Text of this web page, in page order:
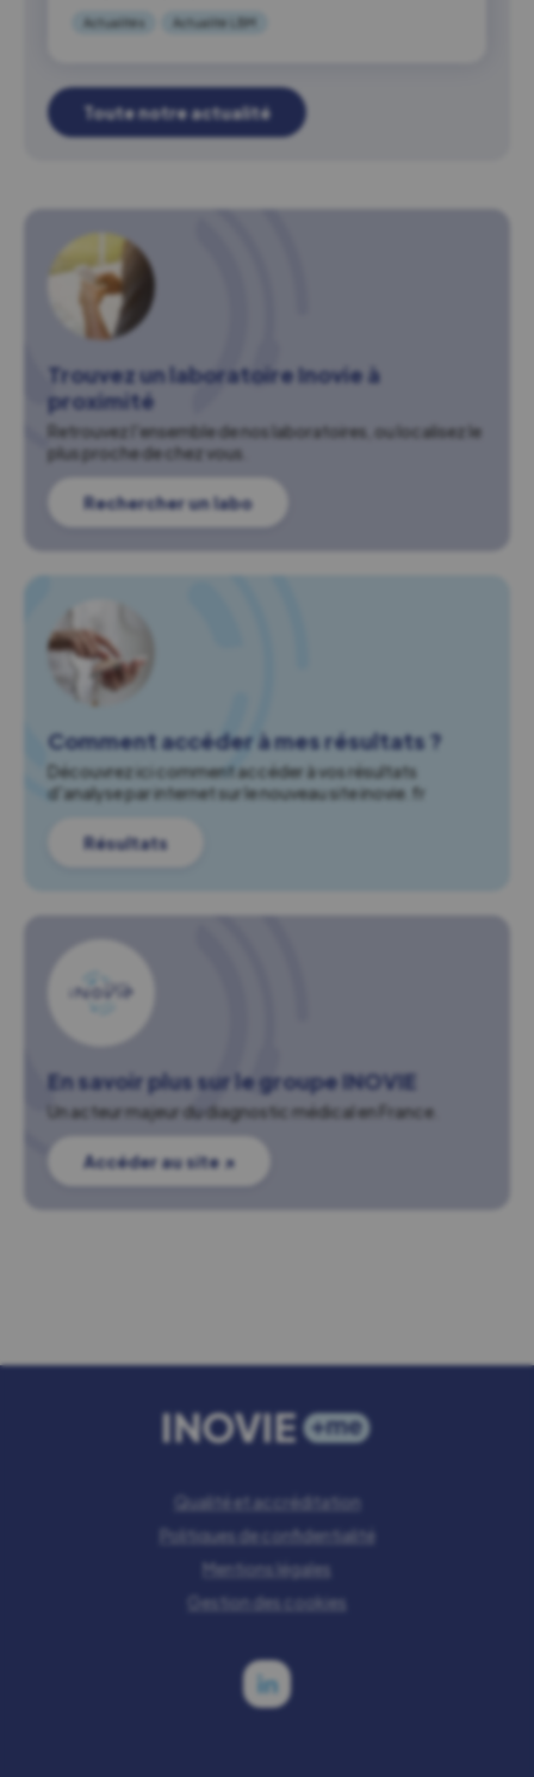
Actualités Actualité LBM
Toute notre actualité
Trouvez un laboratoire Inovie à
proximité
Retrouvez l'ensemble de nos laboratoires, ou localisez le
plus proche de chez vous.
Rechercher un labo
Comment accéder à mes résultats ?
Découvrez ici comment accéder à vos résultats
d'analyse par internet sur le nouveau site inovie.fr
Résultats
En savoir plus sur le groupe INOVIE
Un acteur majeur du diagnostic médical en France.
Accéder au site ↗
Qualité et accréditation
Politiques de confidentialité
Mentions légales
Gestion des cookies